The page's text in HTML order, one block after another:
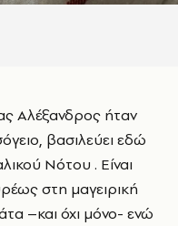
βασιλεύει εδώ
Νότου . Είναι
στη μαγειρική
–και όχι μόνο- ενώ